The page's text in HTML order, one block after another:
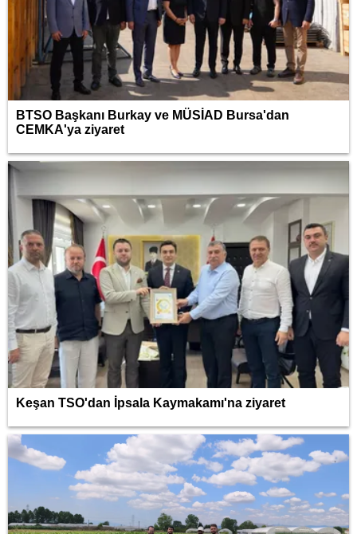
BTSO Başkanı Burkay ve MÜSİAD Bursa'dan
CEMKA'ya ziyaret
Keşan TSO'dan İpsala Kaymakamı'na ziyaret